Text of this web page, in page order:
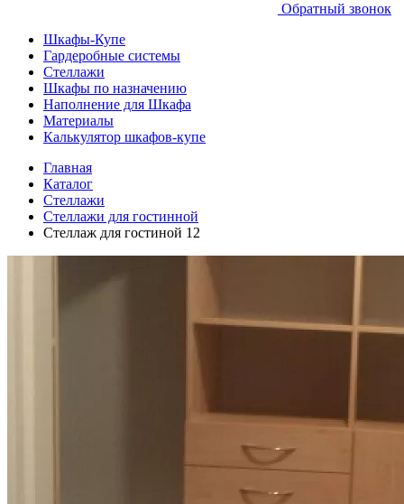
Обратный звонок
Шкафы-Купе
Гардеробные системы
Стеллажи
Шкафы по назначению
Наполнение для Шкафа
Материалы
Калькулятор шкафов-купе
Главная
Каталог
Стеллажи
Стеллажи для гостинной
Стеллаж для гостиной 12